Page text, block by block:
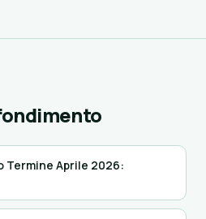
Termine Aprile 2026: